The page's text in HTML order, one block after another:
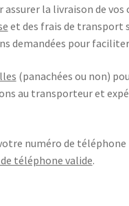
la livraison de vos
et des frais de transport
demandées pour
(panachées ou non)
au transporteur et
numéro de téléphone
téléphone valide.